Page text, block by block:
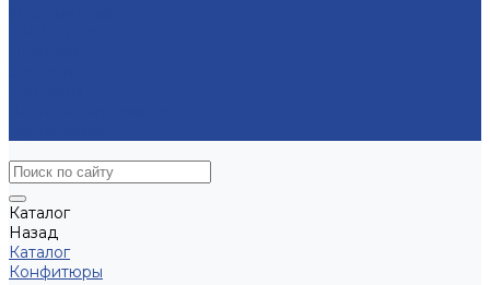
Каталог
Назад
Каталог
Конфитюры